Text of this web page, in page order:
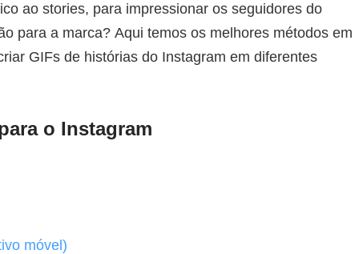
ao stories, para impressionar os seguidores do
para a marca? Aqui temos os melhores métodos em
GIFs de histórias do Instagram em diferentes
o Instagram
móvel)